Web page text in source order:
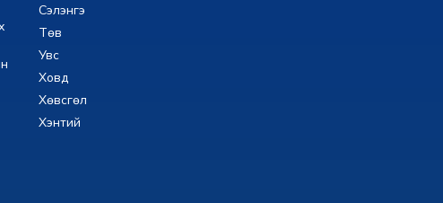
Сэлэнгэ
Төв
Увс
Ховд
Хөвсгөл
Хэнтий